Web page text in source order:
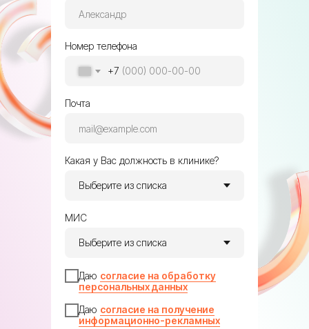
Номер телефона
+7
Почта
Какая у Вас должность в клинике?
МИС
Даю согласие на обработку
персональных данных
Даю согласие на получение
информационно-рекламных